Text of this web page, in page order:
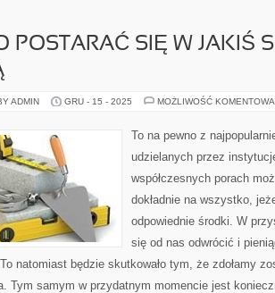
POSTARAĆ SIĘ W JAKIŚ
ADMIN GRU - 15 - 2025 MOŻLIWOŚĆ
To na pewno z
udzielanych przez
współczesnych porach
dokładnie na wszystko,
odpowiednie środki. W
się od nas odwrócić i
natomiast będzie skutkowało tym, że zdołamy
Tym samym w przydatnym momencie jest